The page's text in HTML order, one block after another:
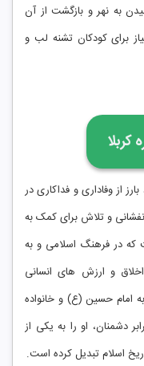
به نهر و بازگشت از آن
برای کودکان تشنه ‌لب و
از وفاداری و فداکاری در
و تلاش برای کمک به
که در فرهنگ اسلامی و به
و ارزش ‌های انسانی
امام حسین (ع) و خانواده
دشمنان، او را به یکی از
اسلام تبدیل کرده است.